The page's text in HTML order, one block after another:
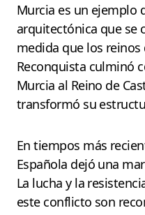
Murcia es un ejemplo
arquitectónica que se
medida que los reinos
Reconquista culminó
Murcia al Reino de
transformó su
En tiempos más
Española dejó una
La lucha y la
este conflicto son